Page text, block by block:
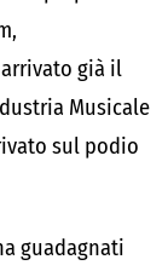
già il
Musicale
sul podio
guadagnati